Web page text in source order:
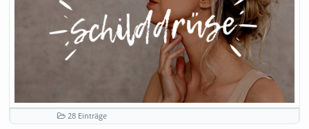
28 Einträge